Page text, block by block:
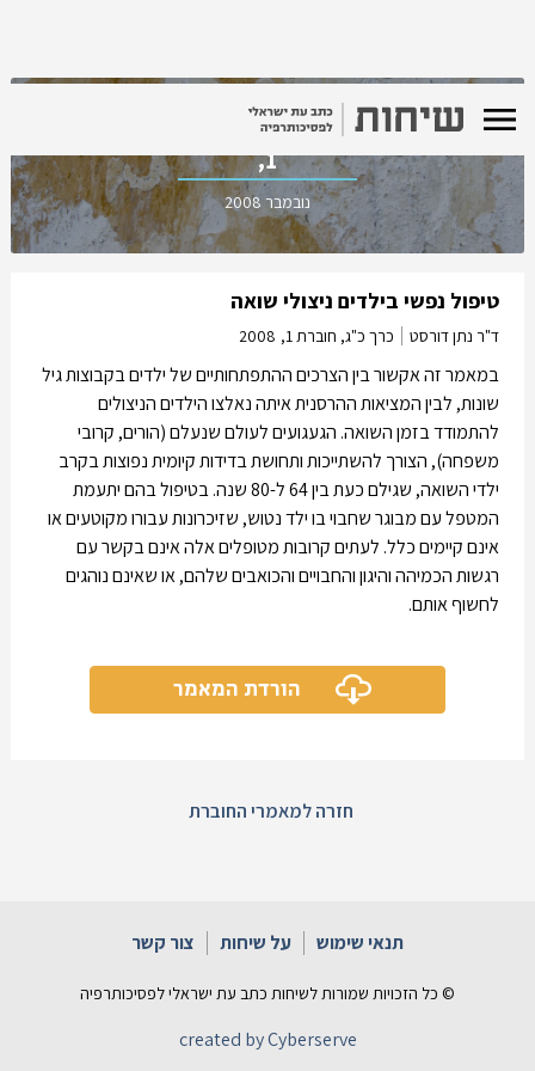
כרך כ"ג, חוברת
1,
נובמבר 2008
טיפול נפשי בילדים ניצולי שואה
ד"ר נתן דורסט כרך כ"ג, חוברת 1, 2008
במאמר זה אקשור בין הצרכים ההתפתחותיים של ילדים בקבוצות גיל
שונות, לבין המציאות ההרסנית איתה נאלצו הילדים הניצולים
להתמודד בזמן השואה. הגעגועים לעולם שנעלם (הורים, קרובי
משפחה), הצורך להשתייכות ותחושת בדידות קיומית נפוצות בקרב
ילדי השואה, שגילם כעת בין 64 ל-80 שנה. בטיפול בהם יתעמת
המטפל עם מבוגר שחבוי בו ילד נטוש, שזיכרונות עבורו מקוטעים או
אינם קיימים כלל. לעתים קרובות מטופלים אלה אינם בקשר עם
רגשות הכמיהה והיגון והחבויים והכואבים שלהם, או שאינם נוהגים
לחשוף אותם.
הורדת המאמר
חזרה למאמרי החוברת
תנאי שימוש על שיחות צור קשר
© כל הזכויות שמורות לשיחות כתב עת ישראלי לפסיכותרפיה
created by Cyberserve